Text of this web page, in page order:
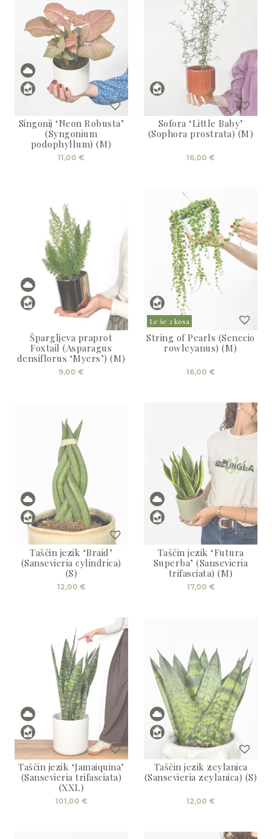
Singonij ‘Neon Robusta’
(Syngonium
podophyllum) (M)
11,00 €
Sofora ‘Little Baby’
(Sophora prostrata) (M)
16,00 €
Špargljeva praprot
Foxtail (Asparagus
densiflorus ‘Myers’) (M)
9,00 €
Le še 2 kosa
String of Pearls (Senecio
rowleyanus) (M)
16,00 €
Taščin jezik ‘Braid’
(Sansevieria cylindrica)
(S)
12,00 €
Taščin jezik ‘Futura
Superba’ (Sansevieria
trifasciata) (M)
17,00 €
Taščin jezik ‘Jamaiquina’
(Sansevieria trifasciata)
(XXL)
101,00 €
Taščin jezik zeylanica
(Sansevieria zeylanica) (S)
12,00 €